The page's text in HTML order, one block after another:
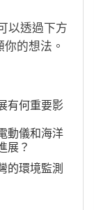
以透過下方
的想法。
有何重要影
動儀和海洋
展？
的環境監測